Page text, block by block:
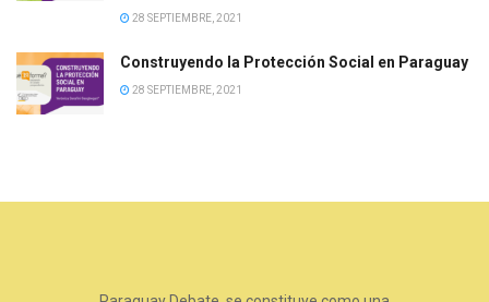
28 SEPTIEMBRE, 2021
Construyendo la Protección Social en Paraguay
28 SEPTIEMBRE, 2021